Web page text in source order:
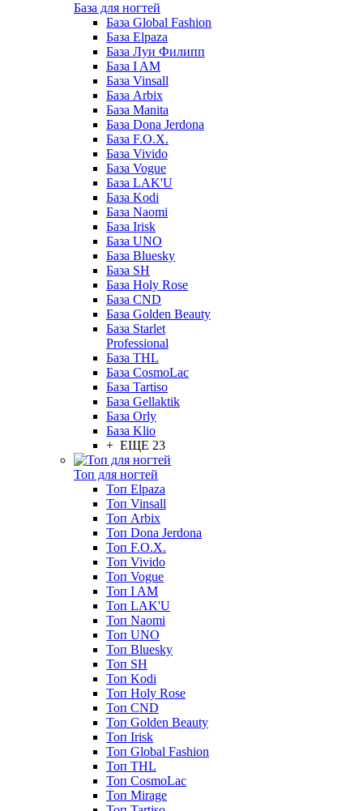
База для ногтей
База Global Fashion
База Elpaza
База Луи Филипп
База I AM
База Vinsall
База Arbix
База Manita
База Dona Jerdona
База F.O.X.
База Vivido
База Vogue
База LAK'U
База Kodi
База Naomi
База Irisk
База UNO
База Bluesky
База SH
База Holy Rose
База CND
База Golden Beauty
База Starlet
Professional
База THL
База CosmoLac
База Tartiso
База Gellaktik
База Orly
База Klio
+ ЕЩЕ 23
Топ для ногтей
Топ Elpaza
Топ Vinsall
Топ Arbix
Топ Dona Jerdona
Топ F.O.X.
Топ Vivido
Топ Vogue
Топ I AM
Топ LAK'U
Топ Naomi
Топ UNO
Топ Bluesky
Топ SH
Топ Kodi
Топ Holy Rose
Топ CND
Топ Golden Beauty
Топ Irisk
Топ Global Fashion
Топ THL
Топ CosmoLac
Топ Mirage